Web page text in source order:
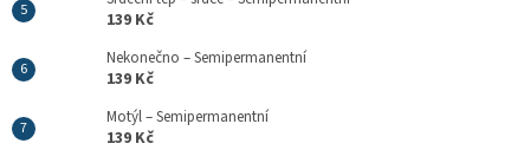
139 Kč
Nekonečno – Semipermanentní
139 Kč
Motýl – Semipermanentní
139 Kč